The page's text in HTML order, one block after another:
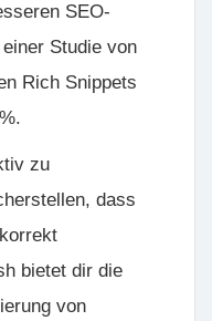
SEO-
Studie von
Rich Snippets
zu
dass
bietet dir die
von